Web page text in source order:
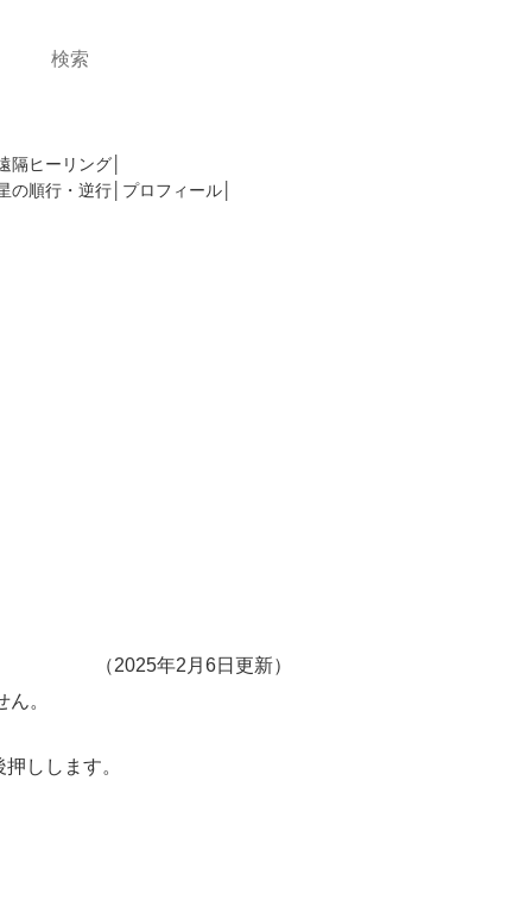
隔ヒーリング
の順行・逆行
プロフィール
（2025年2月6日更新）
。
しします。